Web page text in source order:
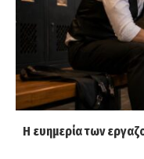
Η ευημερία των